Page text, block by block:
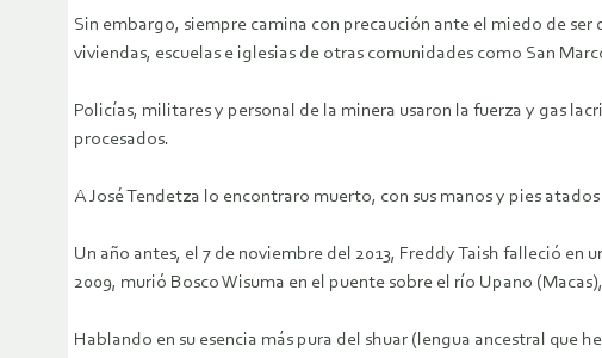
Sin embargo, siempre camina con precaución ante el miedo de
viviendas, escuelas e iglesias de otras comunidades como San
Policías, militares y personal de la minera usaron la fuerza y gas
procesados.
A José Tendetza lo encontraro muerto, con sus manos y pies
Un año antes, el 7 de noviembre del 2013, Freddy Taish falleció en
2009, murió Bosco Wisuma en el puente sobre el río Upano
Hablando en su esencia más pura del shuar (lengua ancestral que